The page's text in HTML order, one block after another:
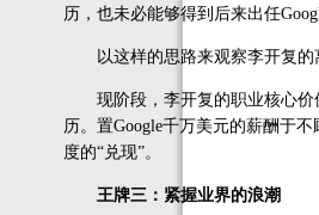
历，也未必能够得到后来出任
以这样的思路来观察李开复的
现阶段，李开复的职业核心价
历。置Google千万美元的薪酬于
度的“兑现”。
王牌三：紧握业界的浪潮